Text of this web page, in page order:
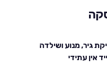
גיר, מנוע ושילדה
אין עתידי